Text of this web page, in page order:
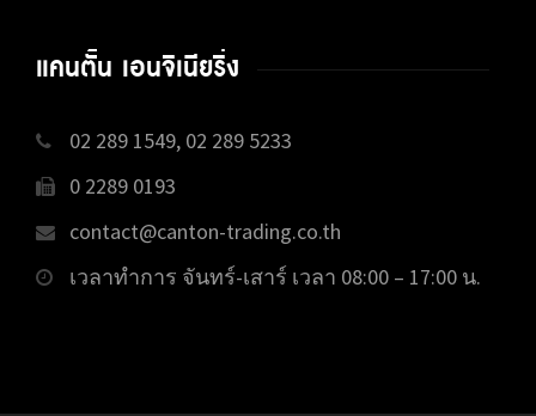
แคนตั้น เอนจิเนียริ่ง
02 289 1549, 02 289 5233
0 2289 0193
contact@canton-trading.co.th
เวลาทำการ จันทร์-เสาร์ เวลา 08:00 – 17:00 น.